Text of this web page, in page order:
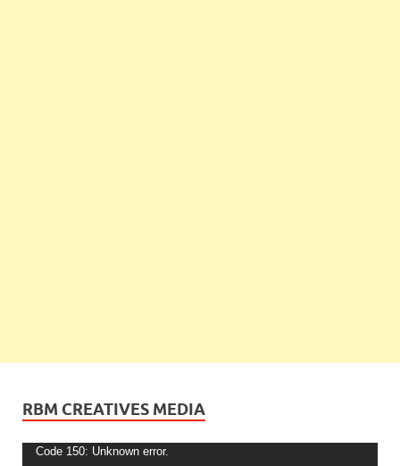
RBM CREATIVES MEDIA
Video
Code 150: Unknown error.